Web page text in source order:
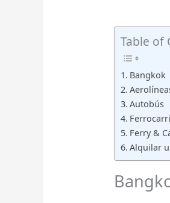
Table of
Bangkok
Autobús
Ferry &
Alquilar